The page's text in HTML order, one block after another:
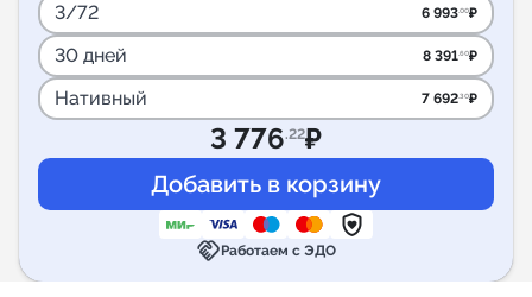
3/72 6 993.00₽
30 дней 8 391.60₽
Нативный 7 692.30₽
3 776.22₽
handshakeРаботаем с ЭДО